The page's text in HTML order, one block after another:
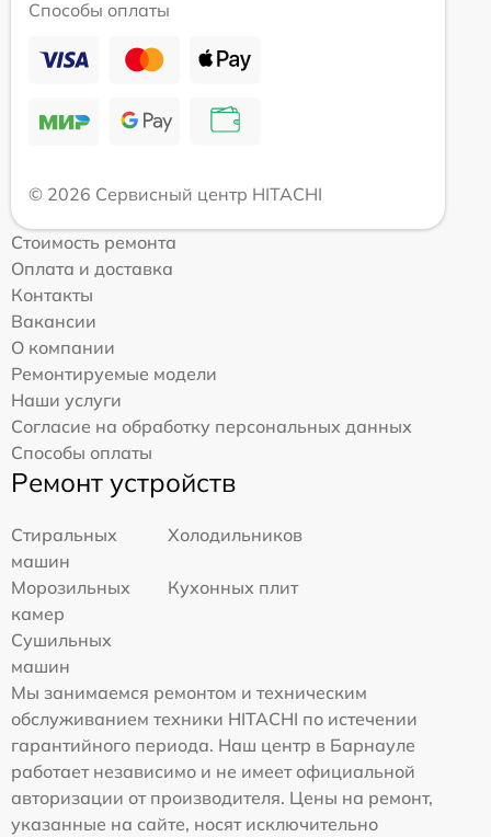
Способы оплаты
© 2026 Сервисный центр HITACHI
Стоимость ремонта
Оплата и доставка
Контакты
Вакансии
О компании
Ремонтируемые модели
Наши услуги
Согласие на обработку персональных данных
Способы оплаты
Ремонт устройств
Стиральных
машин
Холодильников
Морозильных
камер
Кухонных плит
Сушильных
машин
Мы занимаемся ремонтом и техническим
обслуживанием техники HITACHI по истечении
гарантийного периода. Наш центр в Барнауле
работает независимо и не имеет официальной
авторизации от производителя. Цены на ремонт,
указанные на сайте, носят исключительно